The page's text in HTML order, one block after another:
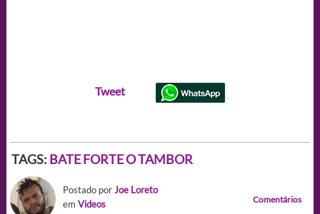
Tweet
TAGS: BATE FORTE O TAMBOR
Postado porJoe Loreto
em Videos Comentários